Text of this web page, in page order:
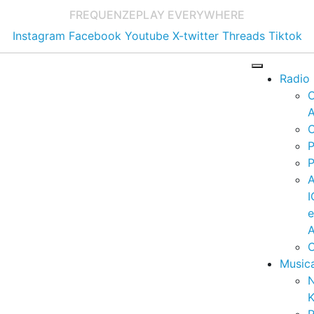
FREQUENZEPLAY EVERYWHERE
Instagram Facebook Youtube X-twitter Threads Tiktok
Radio
e